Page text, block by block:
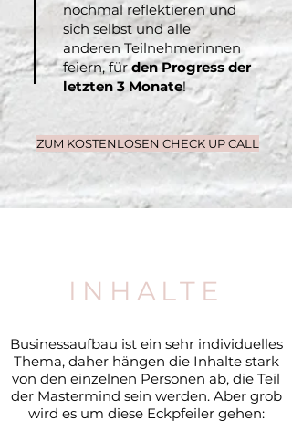
nochmal reflektieren und
sich selbst und alle
anderen Teilnehmerinnen
feiern, fürden Progress der
letzten 3 Monate!
ZUM KOSTENLOSEN CHECK UP CALL
INHALTE
Businessaufbau ist ein sehr individuelles
Thema, daher hängen die Inhalte stark
von den einzelnen Personen ab, die Teil
der Mastermind sein werden. Aber grob
wird es um diese Eckpfeiler gehen: